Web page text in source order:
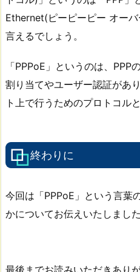
Ethernet(ピーピーピー オー
言えるでしょう。
「PPPoE」というのは、PPP
割り当てやユーザー認証があ
ト上で行うためのプロトコル
終わりに
今回は「PPPoE」という言葉
かについてお伝えいたしました